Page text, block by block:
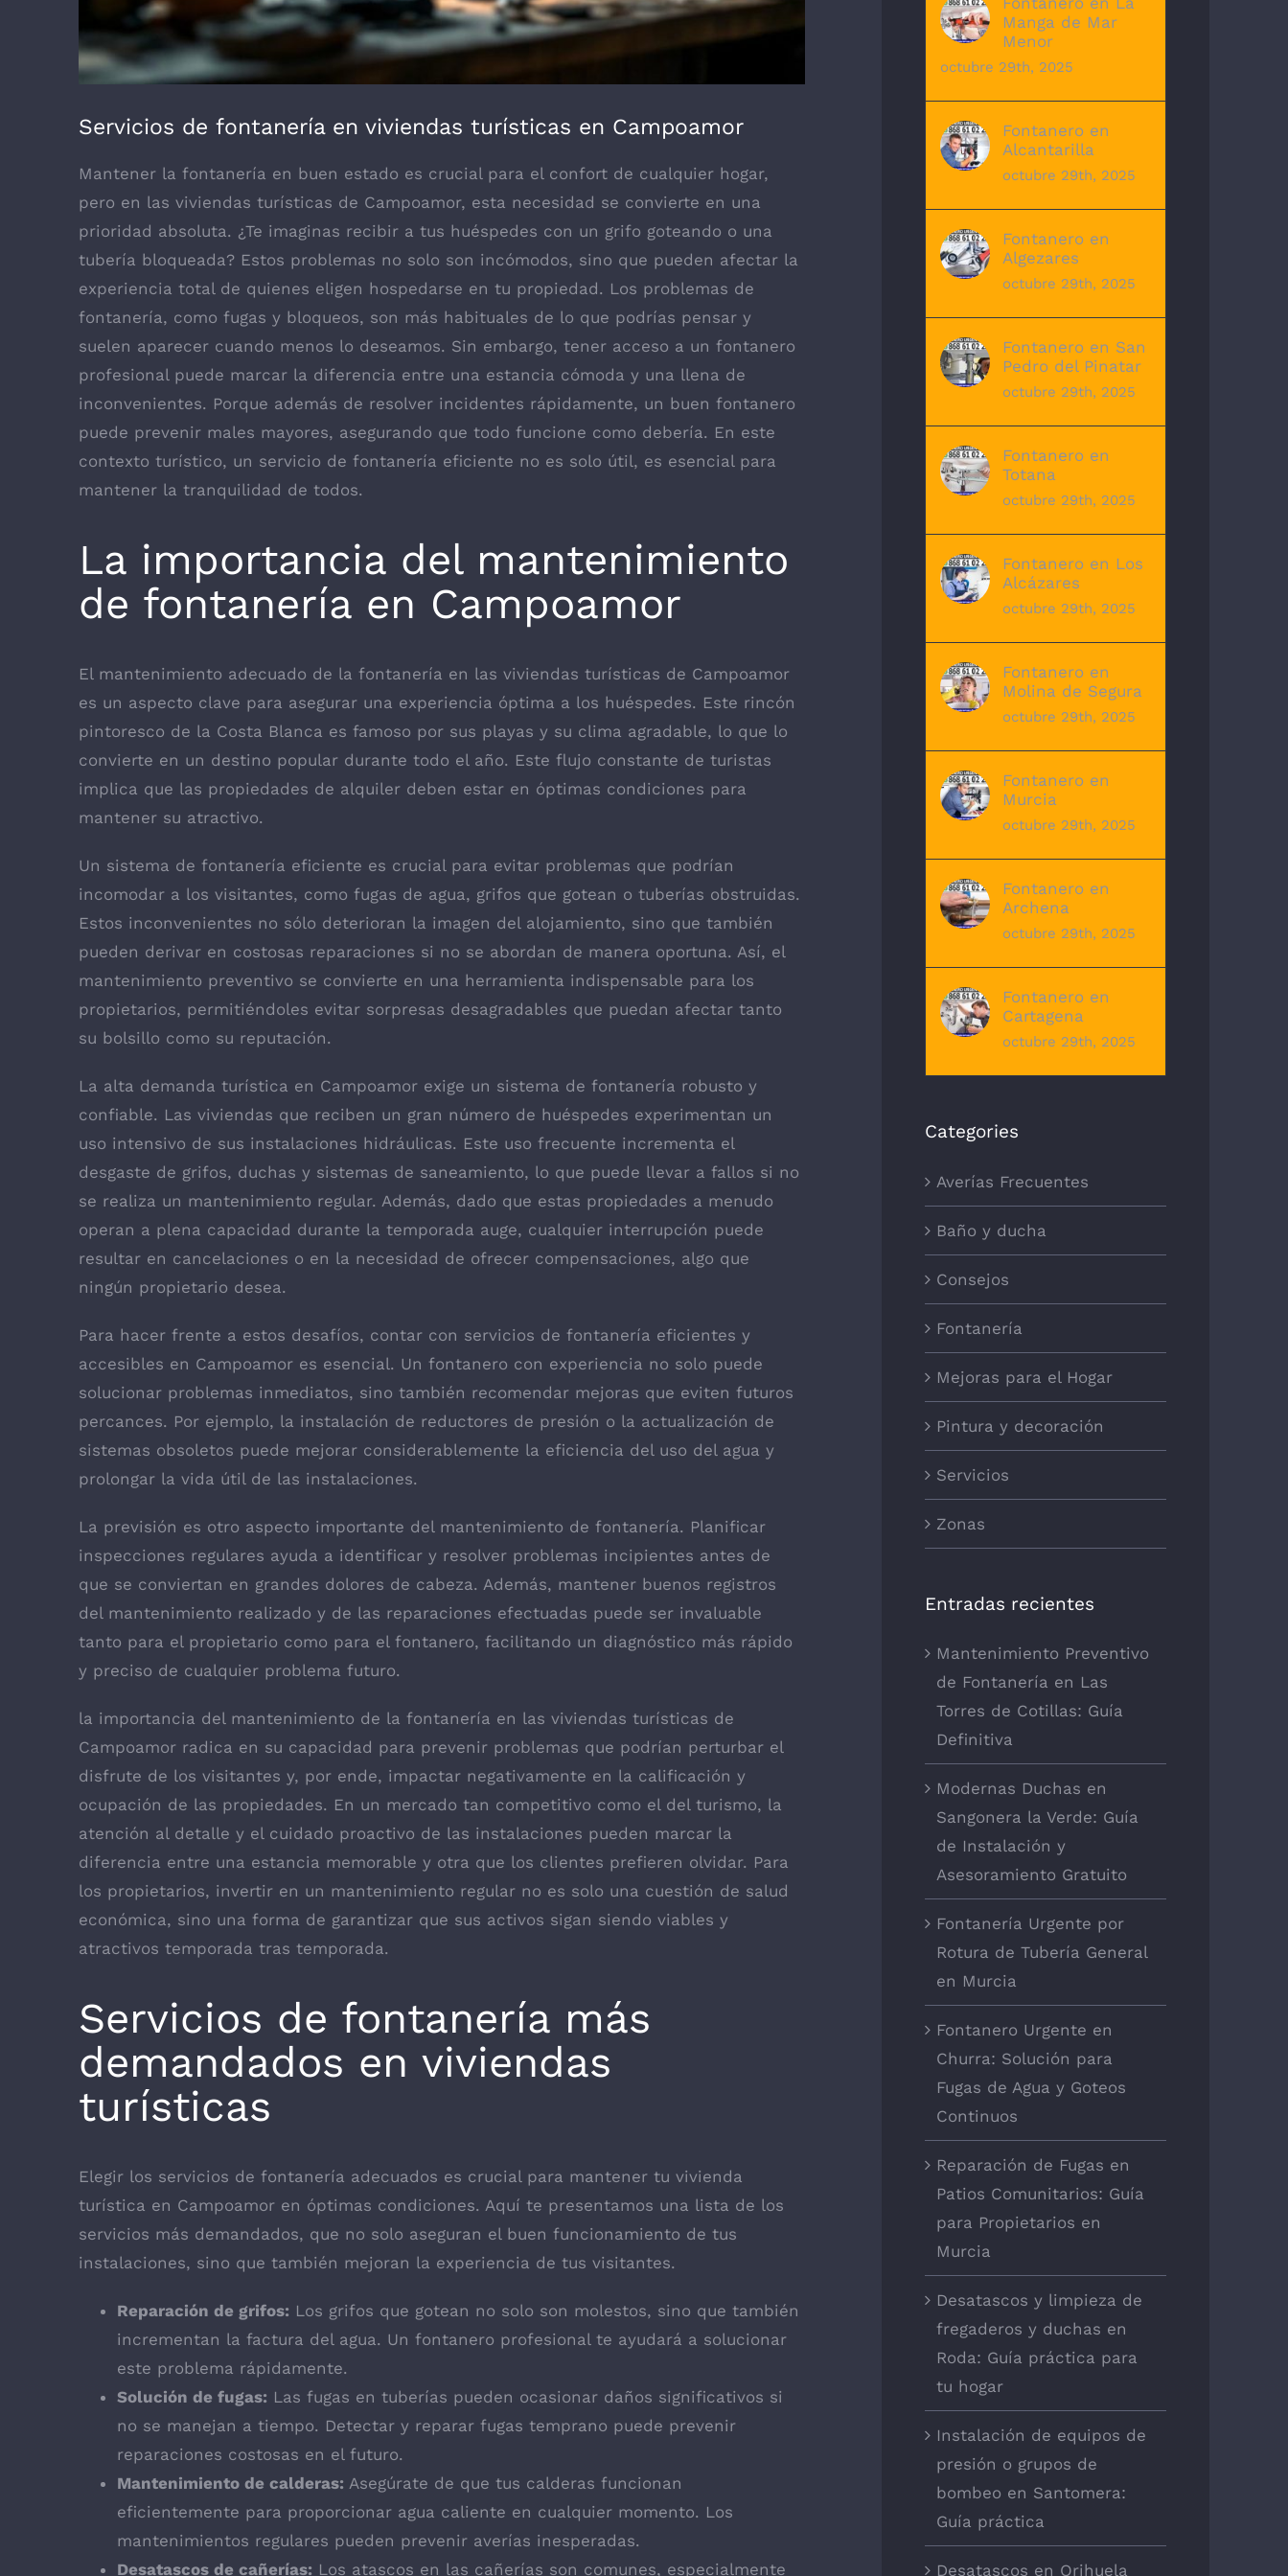
Servicios de fontanería en viviendas turísticas en Campoamor
Mantener la fontanería en buen estado es crucial para el confort de cualquier hogar,
pero en las viviendas turísticas de Campoamor, esta necesidad se convierte en una
prioridad absoluta. ¿Te imaginas recibir a tus huéspedes con un grifo goteando o una
tubería bloqueada? Estos problemas no solo son incómodos, sino que pueden afectar la
experiencia total de quienes eligen hospedarse en tu propiedad. Los problemas de
fontanería, como fugas y bloqueos, son más habituales de lo que podrías pensar y
suelen aparecer cuando menos lo deseamos. Sin embargo, tener acceso a un fontanero
profesional puede marcar la diferencia entre una estancia cómoda y una llena de
inconvenientes. Porque además de resolver incidentes rápidamente, un buen fontanero
puede prevenir males mayores, asegurando que todo funcione como debería. En este
contexto turístico, un servicio de fontanería eficiente no es solo útil, es esencial para
mantener la tranquilidad de todos.
La importancia del mantenimiento
de fontanería en Campoamor
El mantenimiento adecuado de la fontanería en las viviendas turísticas de Campoamor
es un aspecto clave para asegurar una experiencia óptima a los huéspedes. Este rincón
pintoresco de la Costa Blanca es famoso por sus playas y su clima agradable, lo que lo
convierte en un destino popular durante todo el año. Este flujo constante de turistas
implica que las propiedades de alquiler deben estar en óptimas condiciones para
mantener su atractivo.
Un sistema de fontanería eficiente es crucial para evitar problemas que podrían
incomodar a los visitantes, como fugas de agua, grifos que gotean o tuberías obstruidas.
Estos inconvenientes no sólo deterioran la imagen del alojamiento, sino que también
pueden derivar en costosas reparaciones si no se abordan de manera oportuna. Así, el
mantenimiento preventivo se convierte en una herramienta indispensable para los
propietarios, permitiéndoles evitar sorpresas desagradables que puedan afectar tanto
su bolsillo como su reputación.
La alta demanda turística en Campoamor exige un sistema de fontanería robusto y
confiable. Las viviendas que reciben un gran número de huéspedes experimentan un
uso intensivo de sus instalaciones hidráulicas. Este uso frecuente incrementa el
desgaste de grifos, duchas y sistemas de saneamiento, lo que puede llevar a fallos si no
se realiza un mantenimiento regular. Además, dado que estas propiedades a menudo
operan a plena capacidad durante la temporada auge, cualquier interrupción puede
resultar en cancelaciones o en la necesidad de ofrecer compensaciones, algo que
ningún propietario desea.
Para hacer frente a estos desafíos, contar con servicios de fontanería eficientes y
accesibles en Campoamor es esencial. Un fontanero con experiencia no solo puede
solucionar problemas inmediatos, sino también recomendar mejoras que eviten futuros
percances. Por ejemplo, la instalación de reductores de presión o la actualización de
sistemas obsoletos puede mejorar considerablemente la eficiencia del uso del agua y
prolongar la vida útil de las instalaciones.
La previsión es otro aspecto importante del mantenimiento de fontanería. Planificar
inspecciones regulares ayuda a identificar y resolver problemas incipientes antes de
que se conviertan en grandes dolores de cabeza. Además, mantener buenos registros
del mantenimiento realizado y de las reparaciones efectuadas puede ser invaluable
tanto para el propietario como para el fontanero, facilitando un diagnóstico más rápido
y preciso de cualquier problema futuro.
la importancia del mantenimiento de la fontanería en las viviendas turísticas de
Campoamor radica en su capacidad para prevenir problemas que podrían perturbar el
disfrute de los visitantes y, por ende, impactar negativamente en la calificación y
ocupación de las propiedades. En un mercado tan competitivo como el del turismo, la
atención al detalle y el cuidado proactivo de las instalaciones pueden marcar la
diferencia entre una estancia memorable y otra que los clientes prefieren olvidar. Para
los propietarios, invertir en un mantenimiento regular no es solo una cuestión de salud
económica, sino una forma de garantizar que sus activos sigan siendo viables y
atractivos temporada tras temporada.
Servicios de fontanería más
demandados en viviendas
turísticas
Elegir los servicios de fontanería adecuados es crucial para mantener tu vivienda
turística en Campoamor en óptimas condiciones. Aquí te presentamos una lista de los
servicios más demandados, que no solo aseguran el buen funcionamiento de tus
instalaciones, sino que también mejoran la experiencia de tus visitantes.
Reparación de grifos: Los grifos que gotean no solo son molestos, sino que también
incrementan la factura del agua. Un fontanero profesional te ayudará a solucionar
este problema rápidamente.
Solución de fugas: Las fugas en tuberías pueden ocasionar daños significativos si
no se manejan a tiempo. Detectar y reparar fugas temprano puede prevenir
reparaciones costosas en el futuro.
Mantenimiento de calderas: Asegúrate de que tus calderas funcionan
eficientemente para proporcionar agua caliente en cualquier momento. Los
mantenimientos regulares pueden prevenir averías inesperadas.
Desatascos de cañerías: Los atascos en las cañerías son comunes, especialmente
Manga de Mar
Menor
octubre 29th, 2025
Fontanero en
Alcantarilla
octubre 29th, 2025
Fontanero en
Algezares
octubre 29th, 2025
Fontanero en San
Pedro del Pinatar
octubre 29th, 2025
Fontanero en
Totana
octubre 29th, 2025
Fontanero en Los
Alcázares
octubre 29th, 2025
Fontanero en
Molina de Segura
octubre 29th, 2025
Fontanero en
Murcia
octubre 29th, 2025
Fontanero en
Archena
octubre 29th, 2025
Fontanero en
Cartagena
octubre 29th, 2025
Categories
Averías Frecuentes
Baño y ducha
Consejos
Fontanería
Mejoras para el Hogar
Pintura y decoración
Servicios
Zonas
Entradas recientes
Mantenimiento Preventivo
de Fontanería en Las
Torres de Cotillas: Guía
Definitiva
Modernas Duchas en
Sangonera la Verde: Guía
de Instalación y
Asesoramiento Gratuito
Fontanería Urgente por
Rotura de Tubería General
en Murcia
Fontanero Urgente en
Churra: Solución para
Fugas de Agua y Goteos
Continuos
Reparación de Fugas en
Patios Comunitarios: Guía
para Propietarios en
Murcia
Desatascos y limpieza de
fregaderos y duchas en
Roda: Guía práctica para
tu hogar
Instalación de equipos de
presión o grupos de
bombeo en Santomera:
Guía práctica
Desatascos en Orihuela